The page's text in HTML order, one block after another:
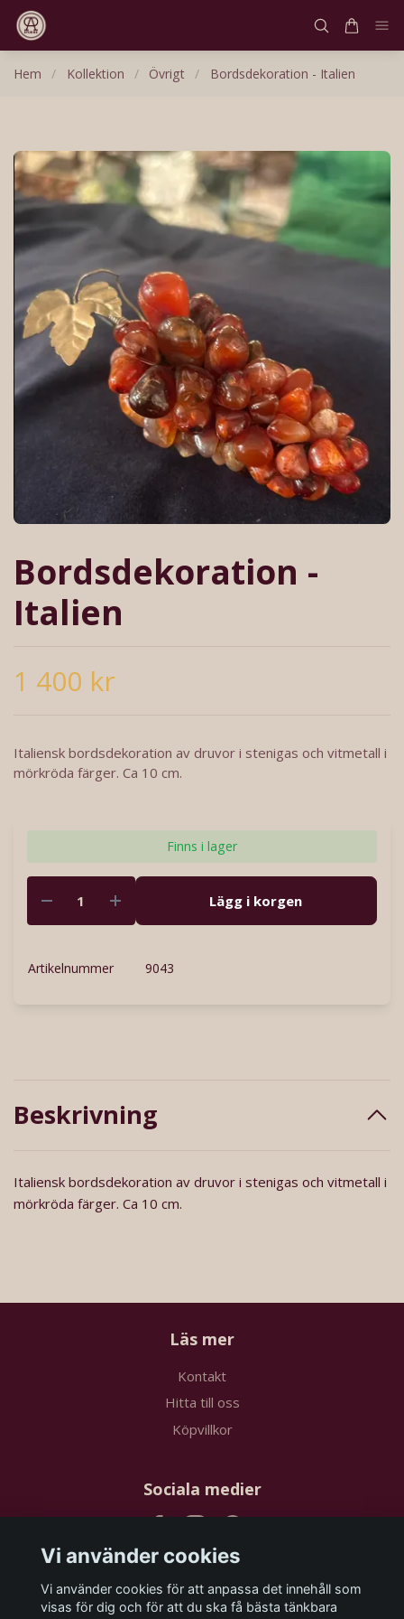
Hem / Kollektion / Övrigt / Bordsdekoration - Italien
Bordsdekoration -
Italien
1 400 kr
Italiensk bordsdekoration av druvor i stenigas och vitmetall i
mörkröda färger. Ca 10 cm.
Finns i lager
Lägg i korgen
Artikelnummer 9043
Beskrivning
Italiensk bordsdekoration av druvor i stenigas och vitmetall i
mörkröda färger. Ca 10 cm.
Läs mer
Kontakt
Hitta till oss
Köpvillkor
Sociala medier
Prenumerera på vårt nyhetsbrev
Vi använder cookies
Vi använder cookies för att anpassa det innehåll som
visas för dig och för att du ska få bästa tänkbara